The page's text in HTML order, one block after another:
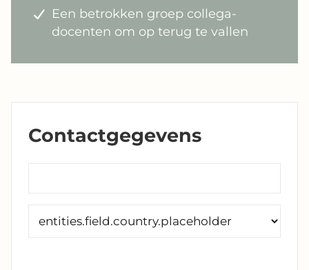
Een betrokken groep collega-
docenten om op terug te vallen
Contactgegevens